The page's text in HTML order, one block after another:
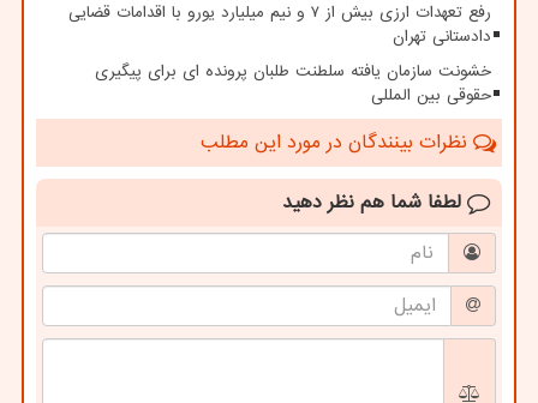
رفع تعهدات ارزی بیش از ۷ و نیم میلیارد یورو با اقدامات قضایی
دادستانی تهران
خشونت سازمان یافته سلطنت طلبان پرونده ای برای پیگیری
حقوقی بین المللی
نظرات بینندگان در مورد این مطلب
لطفا شما هم نظر دهید